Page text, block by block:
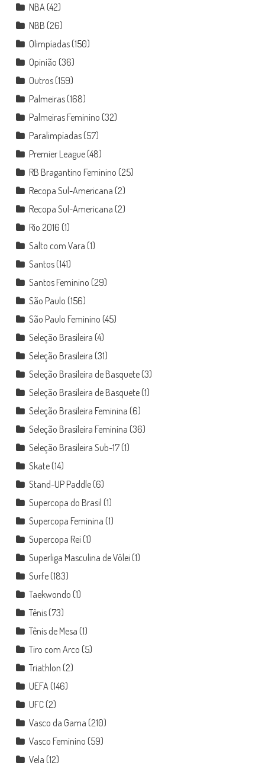
NBA (42)
NBB (26)
Olimpíadas(150)
Opinião (36)
Outros(159)
Palmeiras(168)
Palmeiras Feminino (32)
Paralimpíadas(57)
Premier League(48)
RB Bragantino Feminino (25)
Recopa Sul-Americana (2)
Recopa Sul-Americana (2)
Rio 2016 (1)
Salto com Vara (1)
Santos(141)
Santos Feminino (29)
São Paulo (156)
São Paulo Feminino (45)
Seleção Brasileira (4)
Seleção Brasileira (31)
Seleção Brasileira de Basquete(3)
Seleção Brasileira de Basquete(1)
Seleção Brasileira Feminina (6)
Seleção Brasileira Feminina (36)
Seleção Brasileira Sub-17(1)
Skate(14)
Stand-UP Paddle(6)
Supercopa do Brasil (1)
Supercopa Feminina (1)
Supercopa Rei (1)
Superliga Masculina de Vôlei (1)
Surfe(183)
Taekwondo (1)
Tênis(73)
Tênis de Mesa (1)
Tiro com Arco (5)
Triathlon (2)
UEFA (146)
UFC(2)
Vasco da Gama (210)
Vasco Feminino (59)
Vela (12)